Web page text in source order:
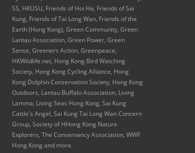
SS, HKUSU, Friends of Hoi Ha, Friends of Sai
Kung, Friends of Tai Long Wan, Friends of the
Earth (Hong Kong), Green Community, Green
Lantau Association, Green Power, Green
Sense, Greeners Action, Greenpeace,
HKWildlife.net, Hong Kong Bird Watching
Society, Hong Kong Cycling Alliance, Hong
Kong Dolphin Conservation Society, Hong Kong
Outdoors, Lantau Buffalo Association, Living
Lamma, Living Seas Hong Kong, Sai Kung
Cattle's Angel, Sai Kung Tai Long Wan Concern
Group, Society of HHong Kong Nature
Explorers, The Conservancy Association, WWF
Hong Kong and more.